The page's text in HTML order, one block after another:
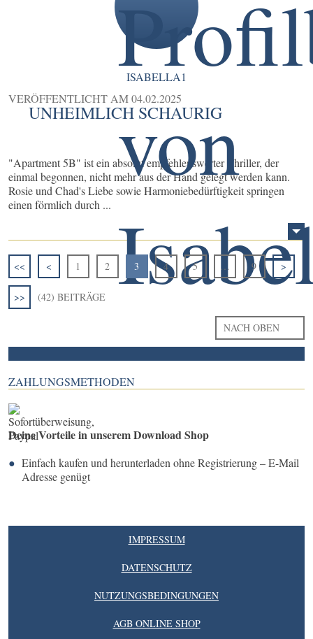
ISABELLA1
VERÖFFENTLICHT AM04.02.2025
UNHEIMLICH SCHAURIG
"Apartment 5B" ist ein absolut empfehlenswerter Thriller, der
einmal begonnen, nicht mehr aus der Hand gelegt werden kann.
Rosie und Chad's Liebe sowie Harmoniebedürftigkeit springen
einen förmlich durch ...
<< < 1 2 3 4 5 … 9 >
>> (42) BEITRÄGE
NACH OBEN
ZAHLUNGSMETHODEN
Deine Vorteile in unserem Download Shop
Einfach kaufen und herunterladen ohne Registrierung – E-Mail
Adresse genügt
IMPRESSUM
DATENSCHUTZ
NUTZUNGSBEDINGUNGEN
AGB ONLINE SHOP